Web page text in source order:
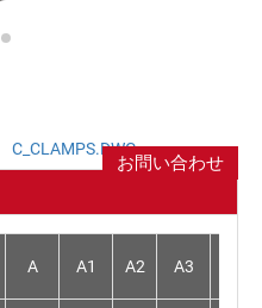
お問い合わせ
C_CLAMPS.DWG
A A1 A2 A3